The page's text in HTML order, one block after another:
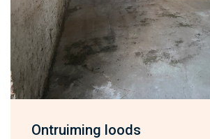
Ontruiming loods